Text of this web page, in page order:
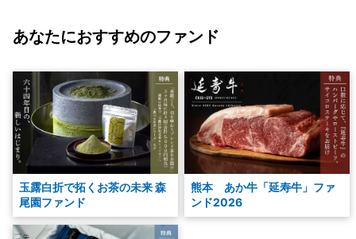
あなたにおすすめのファンド
玉露白折で拓くお茶の未来 森
尾園ファンド
熊本 あか牛「延寿牛」ファ
ンド2026